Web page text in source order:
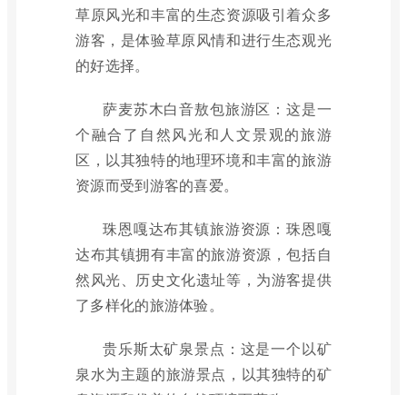
草原风光和丰富的生态资源吸引着众多
游客，是体验草原风情和进行生态观光
的好选择。
萨麦苏木白音敖包旅游区：这是一
个融合了自然风光和人文景观的旅游
区，以其独特的地理环境和丰富的旅游
资源而受到游客的喜爱。
珠恩嘎达布其镇旅游资源：珠恩嘎
达布其镇拥有丰富的旅游资源，包括自
然风光、历史文化遗址等，为游客提供
了多样化的旅游体验。
贵乐斯太矿泉景点：这是一个以矿
泉水为主题的旅游景点，以其独特的矿